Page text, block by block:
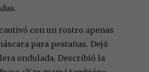
con un rostro apenas
para pestañas. Dejó
ondulada. Describió la